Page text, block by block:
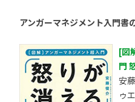
アンガーマネジメント入門書
[図
門
安
ゥ